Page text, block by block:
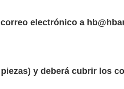
electrónico a
y deberá cubrir los